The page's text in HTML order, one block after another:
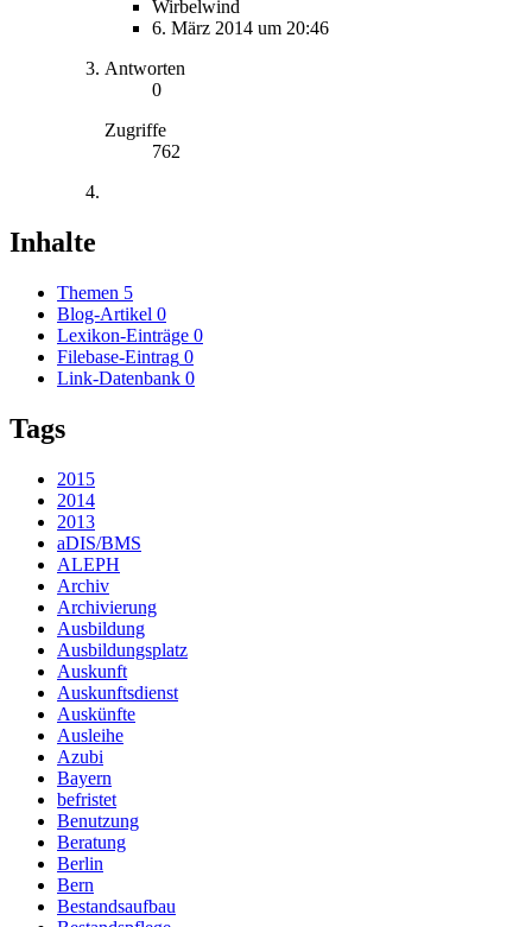
Wirbelwind
6. März 2014 um 20:46
Antworten
0
Zugriffe
762
Inhalte
Themen 5
Blog-Artikel 0
Lexikon-Einträge 0
Filebase-Eintrag 0
Link-Datenbank 0
Tags
2015
2014
2013
aDIS/BMS
ALEPH
Archiv
Archivierung
Ausbildung
Ausbildungsplatz
Auskunft
Auskunftsdienst
Auskünfte
Ausleihe
Azubi
Bayern
befristet
Benutzung
Beratung
Berlin
Bern
Bestandsaufbau